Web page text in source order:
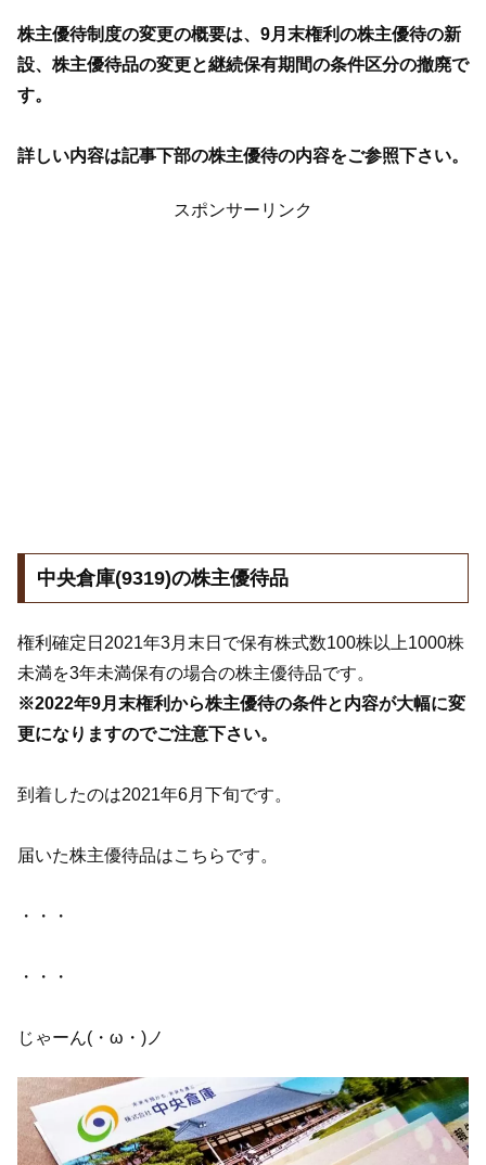
株主優待制度の変更の概要は、9月末権利の株主優待の新
設、株主優待品の変更と継続保有期間の条件区分の撤廃で
す。
詳しい内容は記事下部の株主優待の内容をご参照下さい。
スポンサーリンク
中央倉庫(9319)の株主優待品
権利確定日2021年3月末日で保有株式数100株以上1000株
未満を3年未満保有の場合の株主優待品です。
※2022年9月末権利から株主優待の条件と内容が大幅に変
更になりますのでご注意下さい。
到着したのは2021年6月下旬です。
届いた株主優待品はこちらです。
・・・
・・・
じゃーん(・ω・)ノ